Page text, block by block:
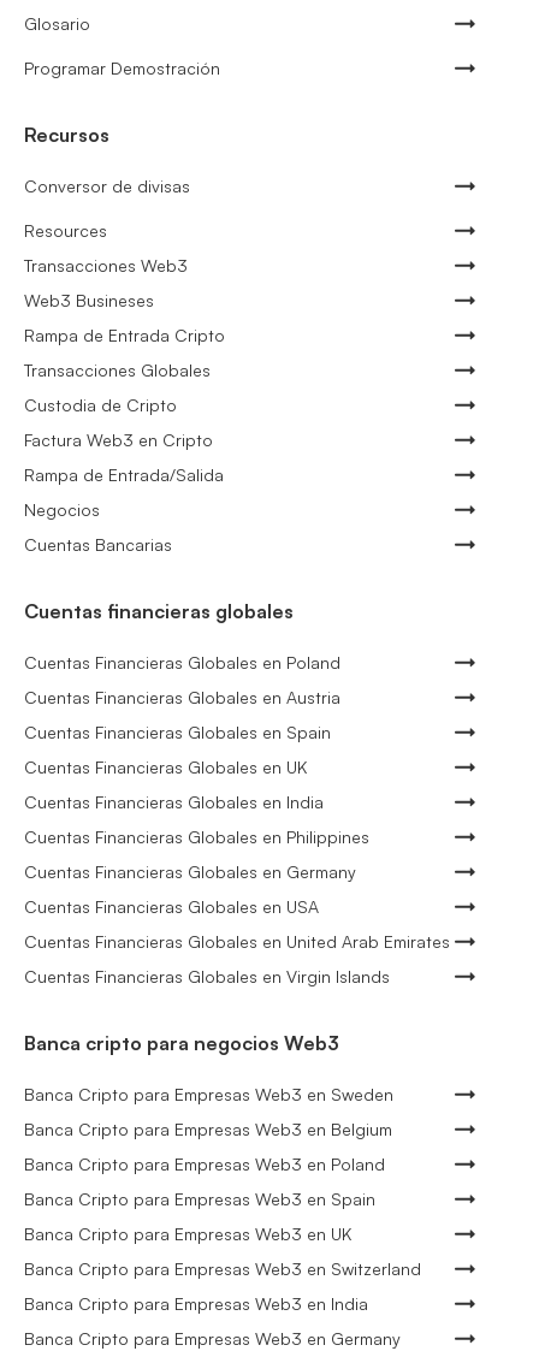
Glosario
Programar Demostración
Recursos
Conversor de divisas
Resources
Transacciones Web3
Web3 Busineses
Rampa de Entrada Cripto
Transacciones Globales
Custodia de Cripto
Factura Web3 en Cripto
Rampa de Entrada/Salida
Negocios
Cuentas Bancarias
Cuentas financieras globales
Cuentas Financieras Globales en Poland
Cuentas Financieras Globales en Austria
Cuentas Financieras Globales en Spain
Cuentas Financieras Globales en UK
Cuentas Financieras Globales en India
Cuentas Financieras Globales en Philippines
Cuentas Financieras Globales en Germany
Cuentas Financieras Globales en USA
Cuentas Financieras Globales en United Arab Emirates
Cuentas Financieras Globales en Virgin Islands
Banca cripto para negocios Web3
Banca Cripto para Empresas Web3 en Sweden
Banca Cripto para Empresas Web3 en Belgium
Banca Cripto para Empresas Web3 en Poland
Banca Cripto para Empresas Web3 en Spain
Banca Cripto para Empresas Web3 en UK
Banca Cripto para Empresas Web3 en Switzerland
Banca Cripto para Empresas Web3 en India
Banca Cripto para Empresas Web3 en Germany